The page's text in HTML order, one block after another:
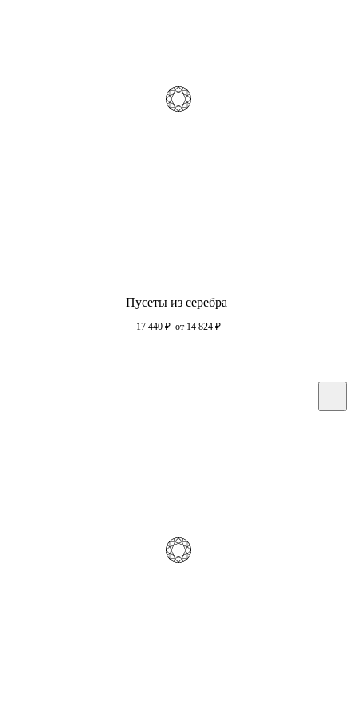
Пусеты из серебра
17 440 ₽ от 14 824 ₽